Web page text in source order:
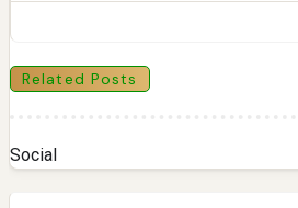
Related Posts
Social